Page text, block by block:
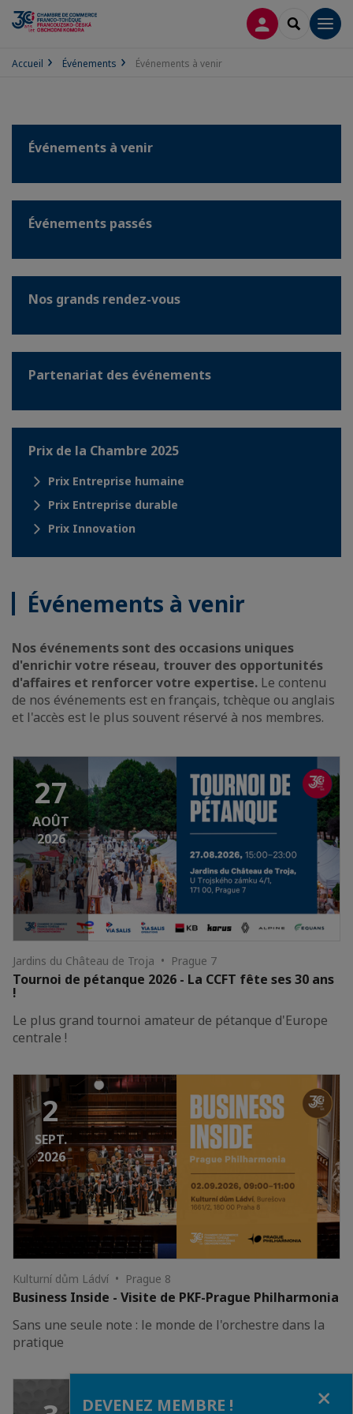
CONNEXION
Accueil Événements Événements à venir
Événements à venir
Événements passés
Nos grands rendez-vous
Partenariat des événements
Prix de la Chambre 2025
Prix Entreprise humaine
Prix Entreprise durable
Prix Innovation
Événements à venir
Nos événements sont des occasions uniques
d'enrichir votre réseau, trouver des opportunités
d'affaires et renforcer votre expertise. Le contenu
de nos événements est en français, tchèque ou anglais
et l'accès est le plus souvent réservé à nos membres.
27
AOÛT
2026
Jardins du Château de Troja • Prague 7
Tournoi de pétanque 2026 - La CCFT fête ses 30 ans
!
Le plus grand tournoi amateur de pétanque d'Europe
centrale !
2
SEPT.
2026
Kulturní dům Ládví • Prague 8
Business Inside - Visite de PKF-Prague Philharmonia
Sans une seule note : le monde de l'orchestre dans la
pratique
DEVENEZ MEMBRE !